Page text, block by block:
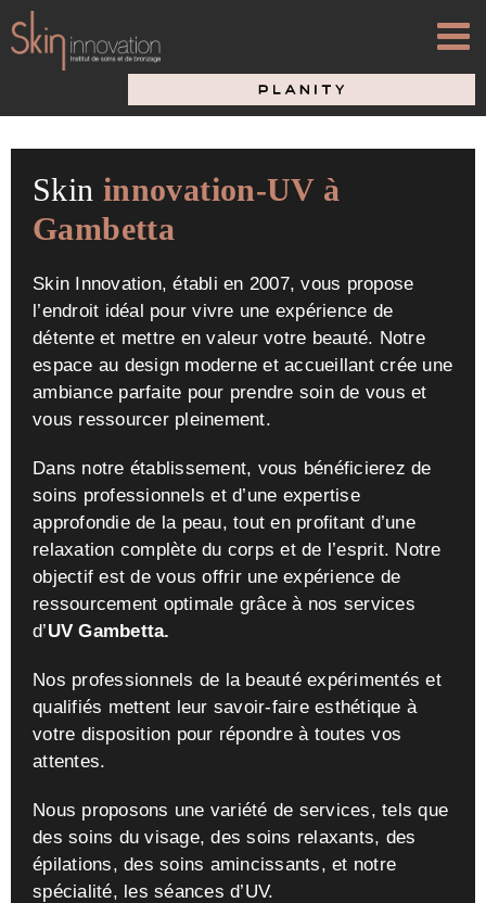
Passer
au
contenu
Skin innovation-UV à
Gambetta
Skin Innovation, établi en 2007, vous propose
l’endroit idéal pour vivre une expérience de
détente et mettre en valeur votre beauté. Notre
espace au design moderne et accueillant crée une
ambiance parfaite pour prendre soin de vous et
vous ressourcer pleinement.
Dans notre établissement, vous bénéficierez de
soins professionnels et d’une expertise
approfondie de la peau, tout en profitant d’une
relaxation complète du corps et de l’esprit. Notre
objectif est de vous offrir une expérience de
ressourcement optimale grâce à nos services
d’UV Gambetta.
Nos professionnels de la beauté expérimentés et
qualifiés mettent leur savoir-faire esthétique à
votre disposition pour répondre à toutes vos
attentes.
Nous proposons une variété de services, tels que
des soins du visage, des soins relaxants, des
épilations, des soins amincissants, et notre
spécialité, les séances d’UV.